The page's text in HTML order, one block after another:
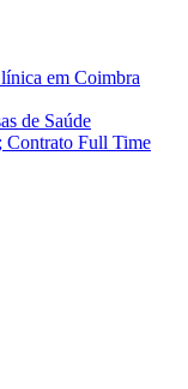
em Coimbra
de Saúde
Contrato Full Time